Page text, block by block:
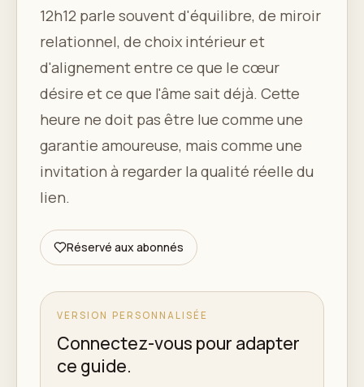
12h12 parle souvent d'équilibre, de miroir
relationnel, de choix intérieur et
d'alignement entre ce que le cœur
désire et ce que l'âme sait déjà. Cette
heure ne doit pas être lue comme une
garantie amoureuse, mais comme une
invitation à regarder la qualité réelle du
lien.
Réservé aux abonnés
VERSION PERSONNALISÉE
Connectez-vous pour adapter
ce guide.